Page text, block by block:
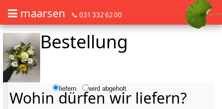
Barrierefrei Blumen bestellen mit Screenreader oder Brailliezeile,
maarsen 📞 031 332 62 00
Barrierefrei Blumen bestellen mit Screenreader oder Brailliezeile,
Bestellung
Wohin dürfen wir liefern?
liefern wird abgeholt